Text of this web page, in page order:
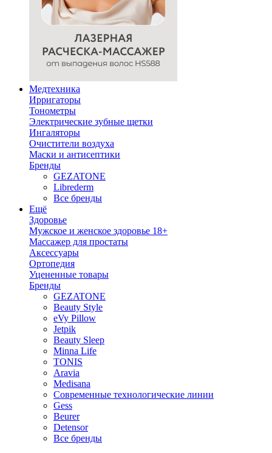
Медтехника
Ирригаторы
Тонометры
Электрические зубные щетки
Ингаляторы
Очистители воздуха
Маски и антисептики
Бренды
GEZATONE
Librederm
Все бренды
Ещё
Здоровье
Мужское и женское здоровье 18+
Массажер для простаты
Аксессуары
Ортопедия
Уцененные товары
Бренды
GEZATONE
Beauty Style
eVy Pillow
Jetpik
Beauty Sleep
Minna Life
TONIS
Aravia
Medisana
Современные технологические линии
Gess
Beurer
Detensor
Все бренды